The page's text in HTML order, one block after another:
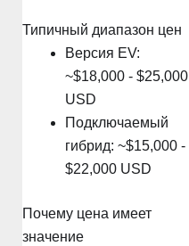
Типичный диапазон цен
Версия EV:
~$18,000 - $25,000
USD
Подключаемый
гибрид: ~$15,000 -
$22,000 USD
Почему цена имеет
значение